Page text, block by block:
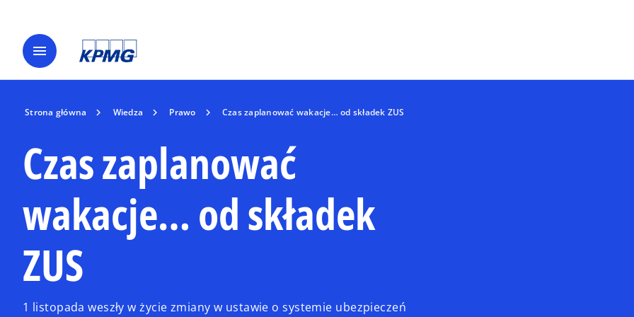
menu
Strona główna Wiedza Prawo Czas zaplanować wakacje… od składek ZUS
Czas zaplanować
wakacje… od składek
ZUS
1 listopada weszły w życie zmiany w ustawie o systemie ubezpieczeń